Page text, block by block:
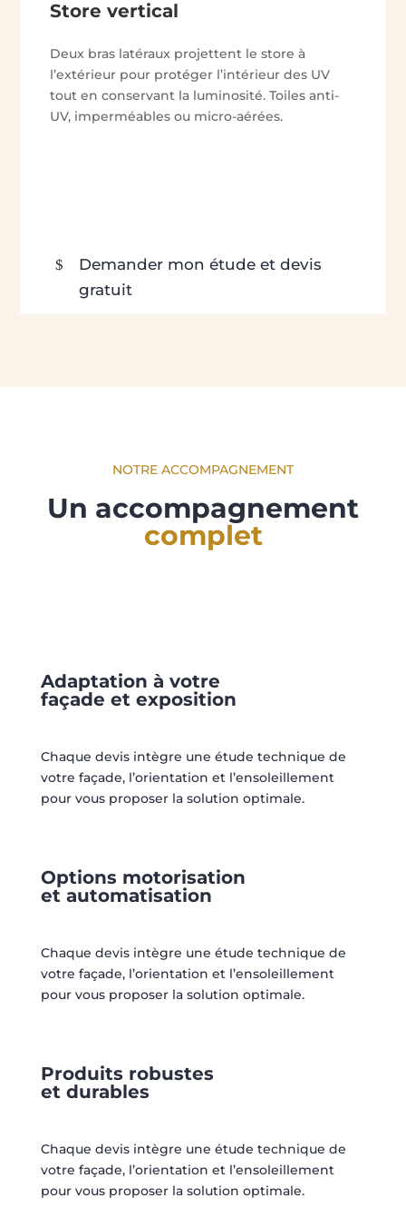
Store vertical
Deux bras latéraux projettent le store à
l’extérieur pour protéger l’intérieur des UV
tout en conservant la luminosité. Toiles anti-
UV, imperméables ou micro-aérées.
Demander mon étude et devis
gratuit
NOTRE ACCOMPAGNEMENT
Un accompagnement
complet
Adaptation à votre
façade et exposition
Chaque devis intègre une étude technique de
votre façade, l’orientation et l’ensoleillement
pour vous proposer la solution optimale.
Options motorisation
et automatisation
Chaque devis intègre une étude technique de
votre façade, l’orientation et l’ensoleillement
pour vous proposer la solution optimale.
Produits robustes
et durables
Chaque devis intègre une étude technique de
votre façade, l’orientation et l’ensoleillement
pour vous proposer la solution optimale.